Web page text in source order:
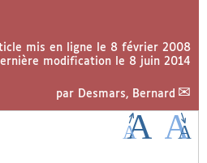
mis en ligne le 8 février 2008
modification le 8 juin 2014
par Desmars, Bernard